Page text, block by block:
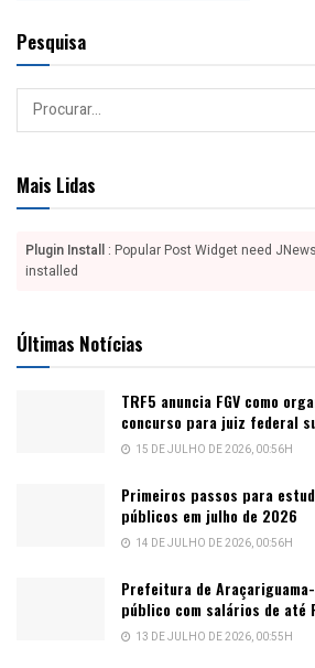
Pesquisa
Mais Lidas
Plugin Install : Popular Post Widget need
installed
Últimas Notícias
TRF5 anuncia FGV como
concurso para juiz federal
15 DE JULHO DE 2026, 00:56H
Primeiros passos para
públicos em julho de 2026
14 DE JULHO DE 2026, 00:56H
Prefeitura de
público com salários de até
13 DE JULHO DE 2026, 00:55H